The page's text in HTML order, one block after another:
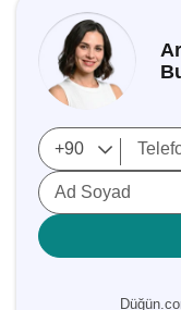
Ad Soyad